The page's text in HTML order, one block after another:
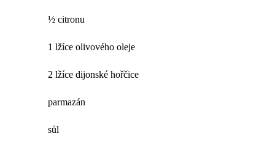
½ citronu
1 lžíce olivového oleje
2 lžíce dijonské hořčice
parmazán
sůl